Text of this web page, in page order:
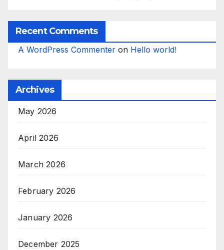
Recent Comments
A WordPress Commenter on Hello world!
Archives
May 2026
April 2026
March 2026
February 2026
January 2026
December 2025